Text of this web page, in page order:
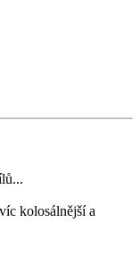
kolosálnější a